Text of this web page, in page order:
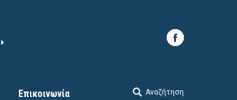
Επικοινωνία Search:Αναζήτηση